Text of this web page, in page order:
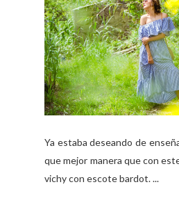
Ya estaba deseando de
que mejor manera que con
vichy con escote bardot. ...